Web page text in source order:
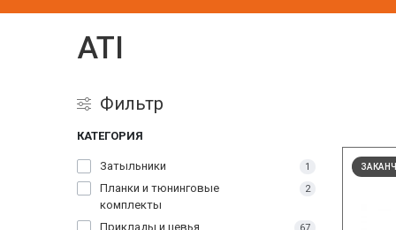
ATI
Фильтр
КАТЕГОРИЯ
Затыльники 1
Планки и тюнинговые
комплекты
2
Приклады и цевья